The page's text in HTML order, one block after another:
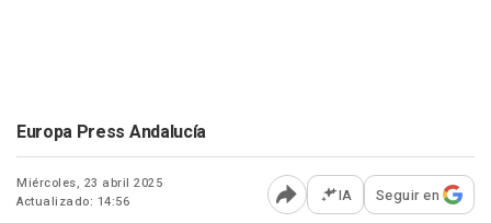
Europa Press Andalucía
Miércoles, 23 abril 2025
Actualizado: 14:56
Abrir opciones para
IA Seguir en